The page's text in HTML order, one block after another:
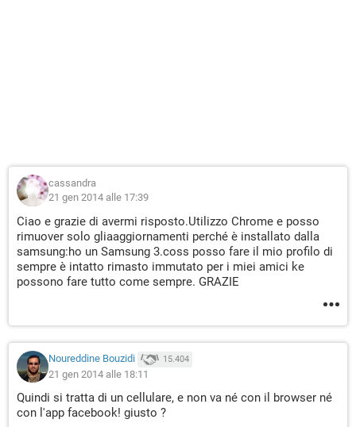
cassandra
21 gen 2014 alle 17:39
Ciao e grazie di avermi risposto.Utilizzo Chrome e posso
rimuover solo gliaaggiornamenti perché è installato dalla
samsung:ho un Samsung 3.coss posso fare il mio profilo di
sempre è intatto rimasto immutato per i miei amici ke
possono fare tutto come sempre. GRAZIE
Noureddine Bouzidi 15.404
21 gen 2014 alle 18:11
Quindi si tratta di un cellulare, e non va né con il browser né
con l'app facebook! giusto ?